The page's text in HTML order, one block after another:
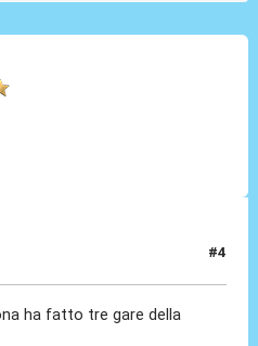
#4
ha fatto tre gare della